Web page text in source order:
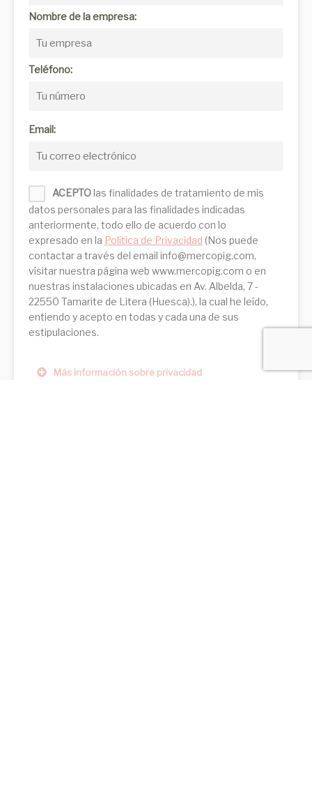
Nombre de la empresa:
Teléfono:
Email:
ACEPTOlas finalidades de tratamiento de mis
datos personales para las finalidades indicadas
anteriormente, todo ello de acuerdo con lo
expresado en la Política de Privacidad (Nos puede
contactar a través del email info@mercopig.com,
visitar nuestra página web www.mercopig.com o en
nuestras instalaciones ubicadas en Av. Albelda, 7 -
22550 Tamarite de Litera (Huesca).), la cual he leído,
entiendo y acepto en todas y cada una de sus
estipulaciones.
Más información sobre privacidad